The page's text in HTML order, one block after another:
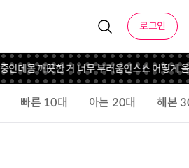
로그인
데몸 깨끗한 거 너무 부러움인스스 어떻게 올
빠른 10대 아는 20대 해본